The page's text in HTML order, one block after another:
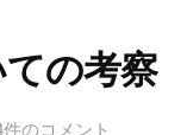
の考察
件のコメント